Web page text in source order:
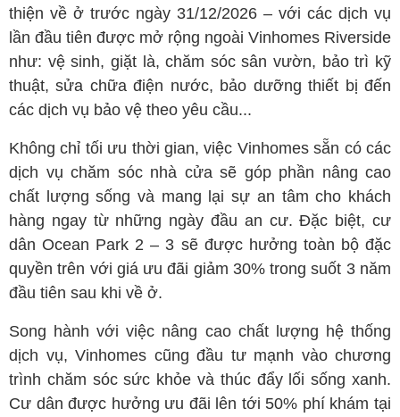
thiện về ở trước ngày 31/12/2026 – với các dịch vụ
lần đầu tiên được mở rộng ngoài Vinhomes Riverside
như: vệ sinh, giặt là, chăm sóc sân vườn, bảo trì kỹ
thuật, sửa chữa điện nước, bảo dưỡng thiết bị đến
các dịch vụ bảo vệ theo yêu cầu...
Không chỉ tối ưu thời gian, việc Vinhomes sẵn có các
dịch vụ chăm sóc nhà cửa sẽ góp phần nâng cao
chất lượng sống và mang lại sự an tâm cho khách
hàng ngay từ những ngày đầu an cư. Đặc biệt, cư
dân Ocean Park 2 – 3 sẽ được hưởng toàn bộ đặc
quyền trên với giá ưu đãi giảm 30% trong suốt 3 năm
đầu tiên sau khi về ở.
Song hành với việc nâng cao chất lượng hệ thống
dịch vụ, Vinhomes cũng đầu tư mạnh vào chương
trình chăm sóc sức khỏe và thúc đẩy lối sống xanh.
Cư dân được hưởng ưu đãi lên tới 50% phí khám tại